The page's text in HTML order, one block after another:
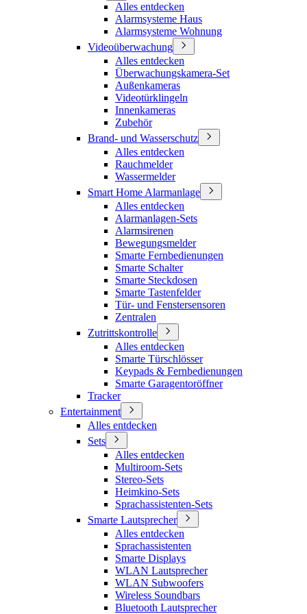
Alles entdecken
Alarmsysteme Haus
Alarmsysteme Wohnung
Videoüberwachung
Alles entdecken
Überwachungskamera-Set
Außenkameras
Videotürklingeln
Innenkameras
Zubehör
Brand- und Wasserschutz
Alles entdecken
Rauchmelder
Wassermelder
Smart Home Alarmanlage
Alles entdecken
Alarmanlagen-Sets
Alarmsirenen
Bewegungsmelder
Smarte Fernbedienungen
Smarte Schalter
Smarte Steckdosen
Smarte Tastenfelder
Tür- und Fenstersensoren
Zentralen
Zutrittskontrolle
Alles entdecken
Smarte Türschlösser
Keypads & Fernbedienungen
Smarte Garagentoröffner
Tracker
Entertainment
Alles entdecken
Sets
Alles entdecken
Multiroom-Sets
Stereo-Sets
Heimkino-Sets
Sprachassistenten-Sets
Smarte Lautsprecher
Alles entdecken
Sprachassistenten
Smarte Displays
WLAN Lautsprecher
WLAN Subwoofers
Wireless Soundbars
Bluetooth Lautsprecher